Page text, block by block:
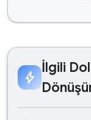
bolt
İlgili